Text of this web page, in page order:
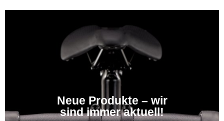
Neue Produkte – wir
sind immer aktuell!